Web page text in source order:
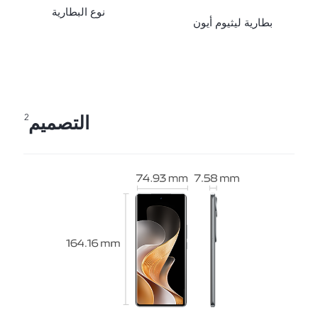
نوع البطارية
بطارية ليثيوم أيون
التصميم2